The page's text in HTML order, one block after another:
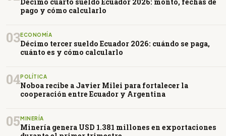
pago y cómo calcularlo
03ECONOMÍA
Décimo tercer sueldo Ecuador 2026: cuándo se paga,
cuánto es y cómo calcularlo
04POLÍTICA
Noboa recibe a Javier Milei para fortalecer la
cooperación entre Ecuador y Argentina
05MINERÍA
Minería genera USD 1.381 millones en exportaciones